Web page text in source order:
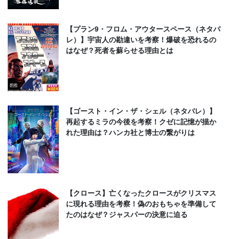
【プラン9・フロム・アウタースペース（ネタバ
レ）】宇宙人の勘違いを考察！爆破を恐れるの
はなぜ？死者を蘇らせる理由とは
【ゴースト・イン・ザ・シェル（ネタバレ）】
再起するミラの今後を考察！クゼに記憶が描か
れた理由は？ハンカ社と博士の繋がりは
【クロース】亡くなったクロースがクリスマス
に現れる理由を考察！偽のおもちゃを準備して
たのはなぜ？ジャスパーの決意に迫る